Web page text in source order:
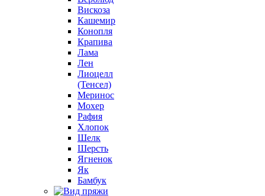
Вискоза
Кашемир
Конопля
Крапива
Лама
Лен
Лиоцелл
(Тенсел)
Меринос
Мохер
Рафия
Хлопок
Шелк
Шерсть
Ягненок
Як
Бамбук